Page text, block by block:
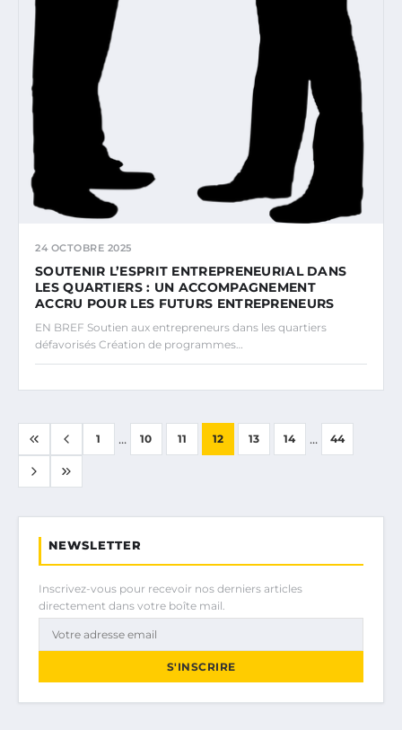
24 OCTOBRE 2025
SOUTENIR L’ESPRIT ENTREPRENEURIAL DANS
LES QUARTIERS : UN ACCOMPAGNEMENT
ACCRU POUR LES FUTURS ENTREPRENEURS
EN BREF Soutien aux entrepreneurs dans les quartiers
défavorisés Création de programmes…
1 ... 10 11 12 13 14 ... 44
NEWSLETTER
Inscrivez-vous pour recevoir nos derniers articles
directement dans votre boîte mail.
S'INSCRIRE